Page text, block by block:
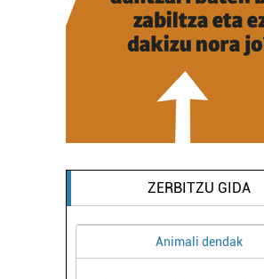
ZERBITZU GIDA
Animali dendak